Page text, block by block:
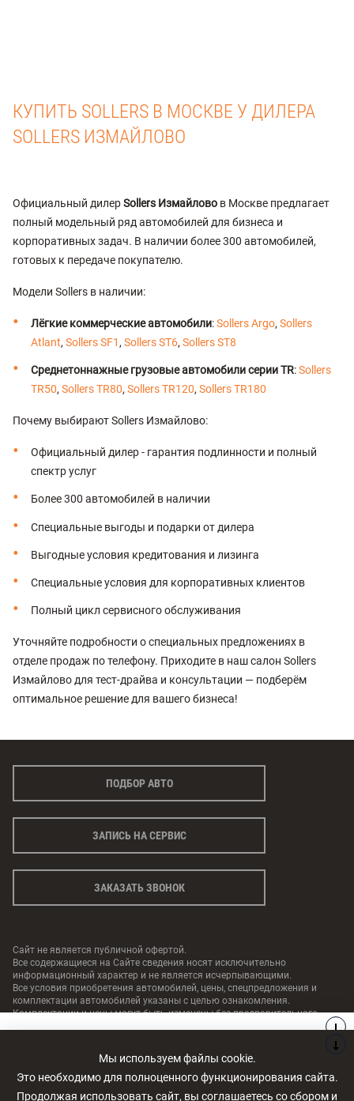
КУПИТЬ SOLLERS В МОСКВЕ У ДИЛЕРА
SOLLERS ИЗМАЙЛОВО
Официальный дилерSollers Измайлово в Москве предлагает
полный модельный ряд автомобилей для бизнеса и
корпоративных задач. В наличии более 300 автомобилей,
готовых к передаче покупателю.
Модели Sollers в наличии:
Лёгкие коммерческие автомобили:Sollers Argo,Sollers
Atlant,Sollers SF1 ,Sollers ST6,Sollers ST8
Среднетоннажные грузовые автомобили серии TR:Sollers
TR50,Sollers TR80,Sollers TR120,Sollers TR180
Почему выбирают Sollers Измайлово:
Официальный дилер - гарантия подлинности и полный
спектр услуг
Более 300 автомобилей в наличии
Специальные выгоды и подарки от дилера
Выгодные условия кредитования и лизинга
Специальные условия для корпоративных клиентов
Полный цикл сервисного обслуживания
Уточняйте подробности о специальных предложениях в
отделе продаж по телефону. Приходите в наш салон Sollers
Измайлово для тест-драйва и консультации — подберём
оптимальное решение для вашего бизнеса!
ПОДБОР АВТО
ЗАПИСЬ НА СЕРВИС
ЗАКАЗАТЬ ЗВОНОК
Cайт не является публичной офертой.
Все содержащиеся на Сайте сведения носят исключительно
информационный характер и не является исчерпывающими.
Все условия приобретения автомобилей, цены, спецпредложения и
комплектации автомобилей указаны с целью ознакомления.
Комплектации и цены могут быть изменены без предварительного
© 2026, все права защищены
сделать его удобнее для вас. Продолжая пользоваться
сайтом, вы соглашаетесь на их использование.
Мы используем файлы cookie.
Это необходимо для полноценного функционирования сайта.
Продолжая использовать сайт, вы соглашаетесь со сбором и